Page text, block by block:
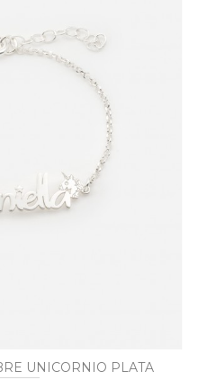
UNICORNIO PLATA